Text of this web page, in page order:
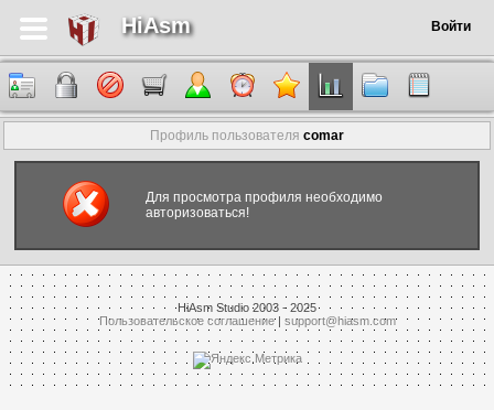
HiAsm Войти
Профиль пользователя comar
Для просмотра профиля необходимо
авторизоваться!
HiAsm Studio 2003 - 2025
Пользовательское соглашение| support@hiasm.com